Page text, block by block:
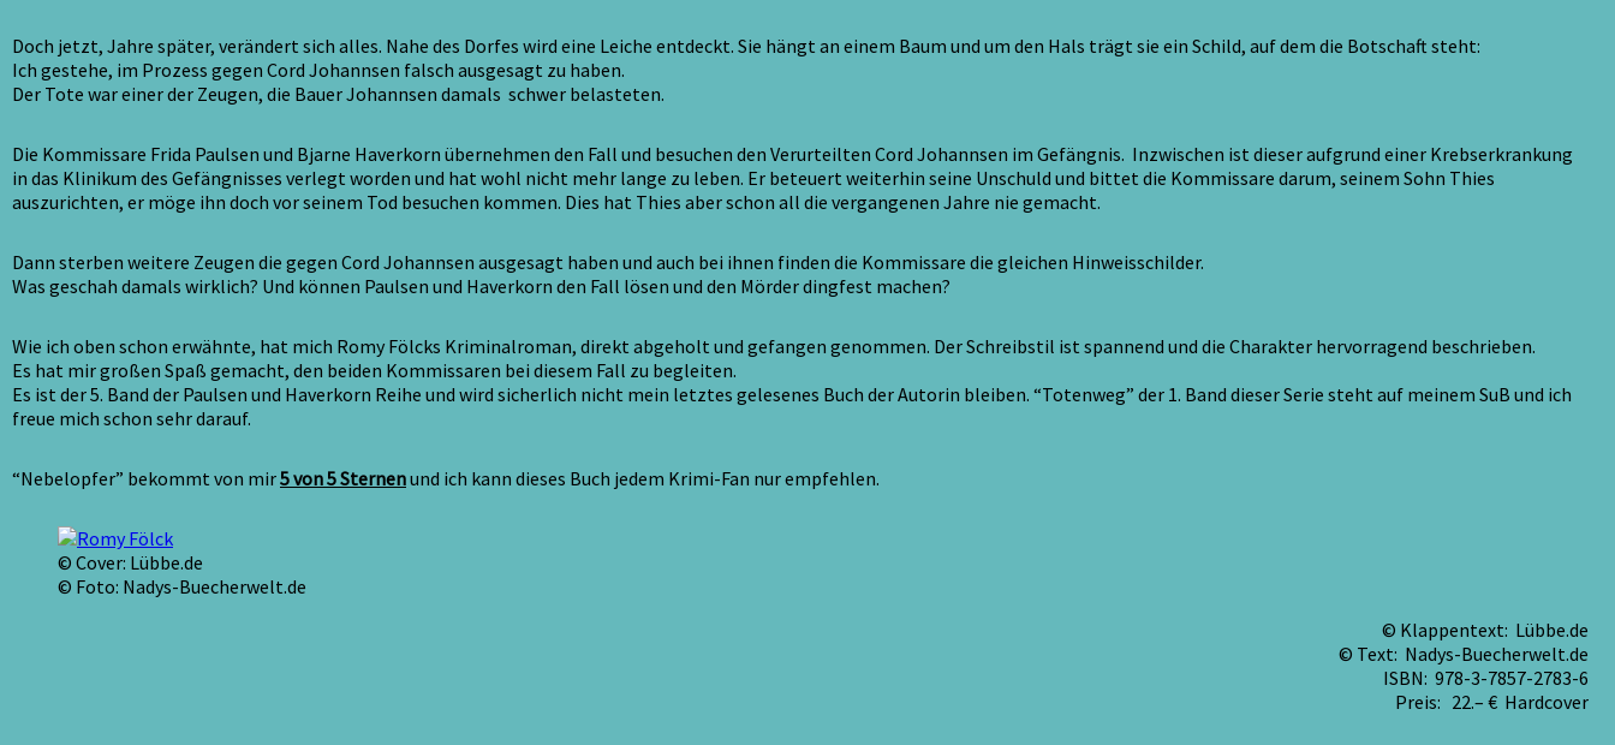
Doch jetzt, Jahre später, verändert sich alles. Nahe des Dorfes wird eine Leiche entdeckt. Sie hängt an einem Baum und um den Hals trägt sie ein Schild, auf dem die Botschaft steht:
Ich gestehe, im Prozess gegen Cord Johannsen falsch ausgesagt zu haben.
Der Tote war einer der Zeugen, die Bauer Johannsen damals schwer belasteten.
Die Kommissare Frida Paulsen und Bjarne Haverkorn übernehmen den Fall und besuchen den Verurteilten Cord Johannsen im Gefängnis. Inzwischen ist dieser aufgrund einer Krebserkrankung
in das Klinikum des Gefängnisses verlegt worden und hat wohl nicht mehr lange zu leben. Er beteuert weiterhin seine Unschuld und bittet die Kommissare darum, seinem Sohn Thies
auszurichten, er möge ihn doch vor seinem Tod besuchen kommen. Dies hat Thies aber schon all die vergangenen Jahre nie gemacht.
Dann sterben weitere Zeugen die gegen Cord Johannsen ausgesagt haben und auch bei ihnen finden die Kommissare die gleichen Hinweisschilder.
Was geschah damals wirklich? Und können Paulsen und Haverkorn den Fall lösen und den Mörder dingfest machen?
Wie ich oben schon erwähnte, hat mich Romy Fölcks Kriminalroman, direkt abgeholt und gefangen genommen. Der Schreibstil ist spannend und die Charakter hervorragend beschrieben.
Es hat mir großen Spaß gemacht, den beiden Kommissaren bei diesem Fall zu begleiten.
Es ist der 5. Band der Paulsen und Haverkorn Reihe und wird sicherlich nicht mein letztes gelesenes Buch der Autorin bleiben. “Totenweg” der 1. Band dieser Serie steht auf meinem SuB und ich
freue mich schon sehr darauf.
“Nebelopfer” bekommt von mir5 von 5 Sternenund ich kann dieses Buch jedem Krimi-Fan nur empfehlen.
© Cover: Lübbe.de
© Foto: Nadys-Buecherwelt.de
© Klappentext: Lübbe.de
© Text: Nadys-Buecherwelt.de
ISBN: 978-3-7857-2783-6
Preis: 22.– € Hardcover